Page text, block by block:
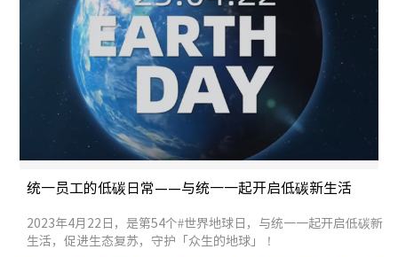
统一员工的低碳日常——与统一一起开启低碳新生活
2023年4月22日，是第54个#世界地球日，与统一一起开启低碳新
生活，促进生态复苏，守护「众生的地球」！